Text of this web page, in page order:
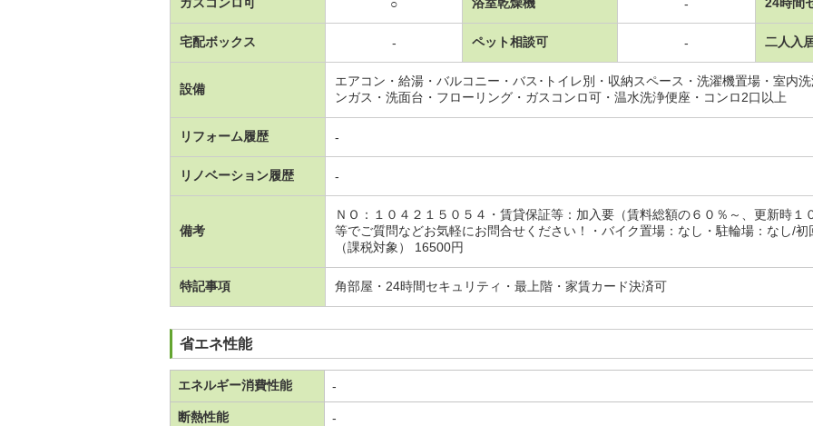
○ -
宅配ボックス - ペット相談可 - 二人入
設備
エアコン・給湯・バルコニー・バス･トイレ別・収納スペース・洗濯機置場・室内
ンガス・洗面台・フローリング・ガスコンロ可・温水洗浄便座・コンロ2口以上
リフォーム履歴 -
リノベーション履歴 -
備考
ＮＯ：１０４２１５０５４・賃貸保証等：加入要（賃料総額の６０％～、更新時１
等でご質問などお気軽にお問合せください！・バイク置場：なし・駐輪場：なし/
（課税対象） 16500円
特記事項 角部屋・24時間セキュリティ・最上階・家賃カード決済可
省エネ性能
エネルギー消費性能 -
断熱性能 -